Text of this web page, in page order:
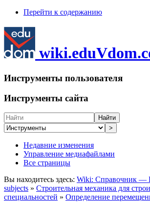
Перейти к содержанию
Инструменты пользователя
Инструменты сайта
Найти
>
Недавние изменения
Управление медиафайлами
Все страницы
Вы находитесь здесь: Wiki: Справочник —
subjects » Строительная механика для
специальностей » Определение